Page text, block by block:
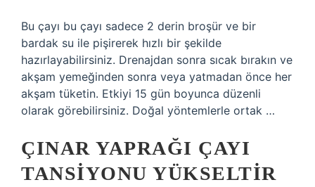
Bu çayı bu çayı sadece 2 derin broşür ve bir
bardak su ile pişirerek hızlı bir şekilde
hazırlayabilirsiniz. Drenajdan sonra sıcak bırakın ve
akşam yemeğinden sonra veya yatmadan önce her
akşam tüketin. Etkiyi 15 gün boyunca düzenli
olarak görebilirsiniz. Doğal yöntemlerle ortak …
ÇINAR YAPRAĞI ÇAYI
TANSIYONU YÜKSELTIR